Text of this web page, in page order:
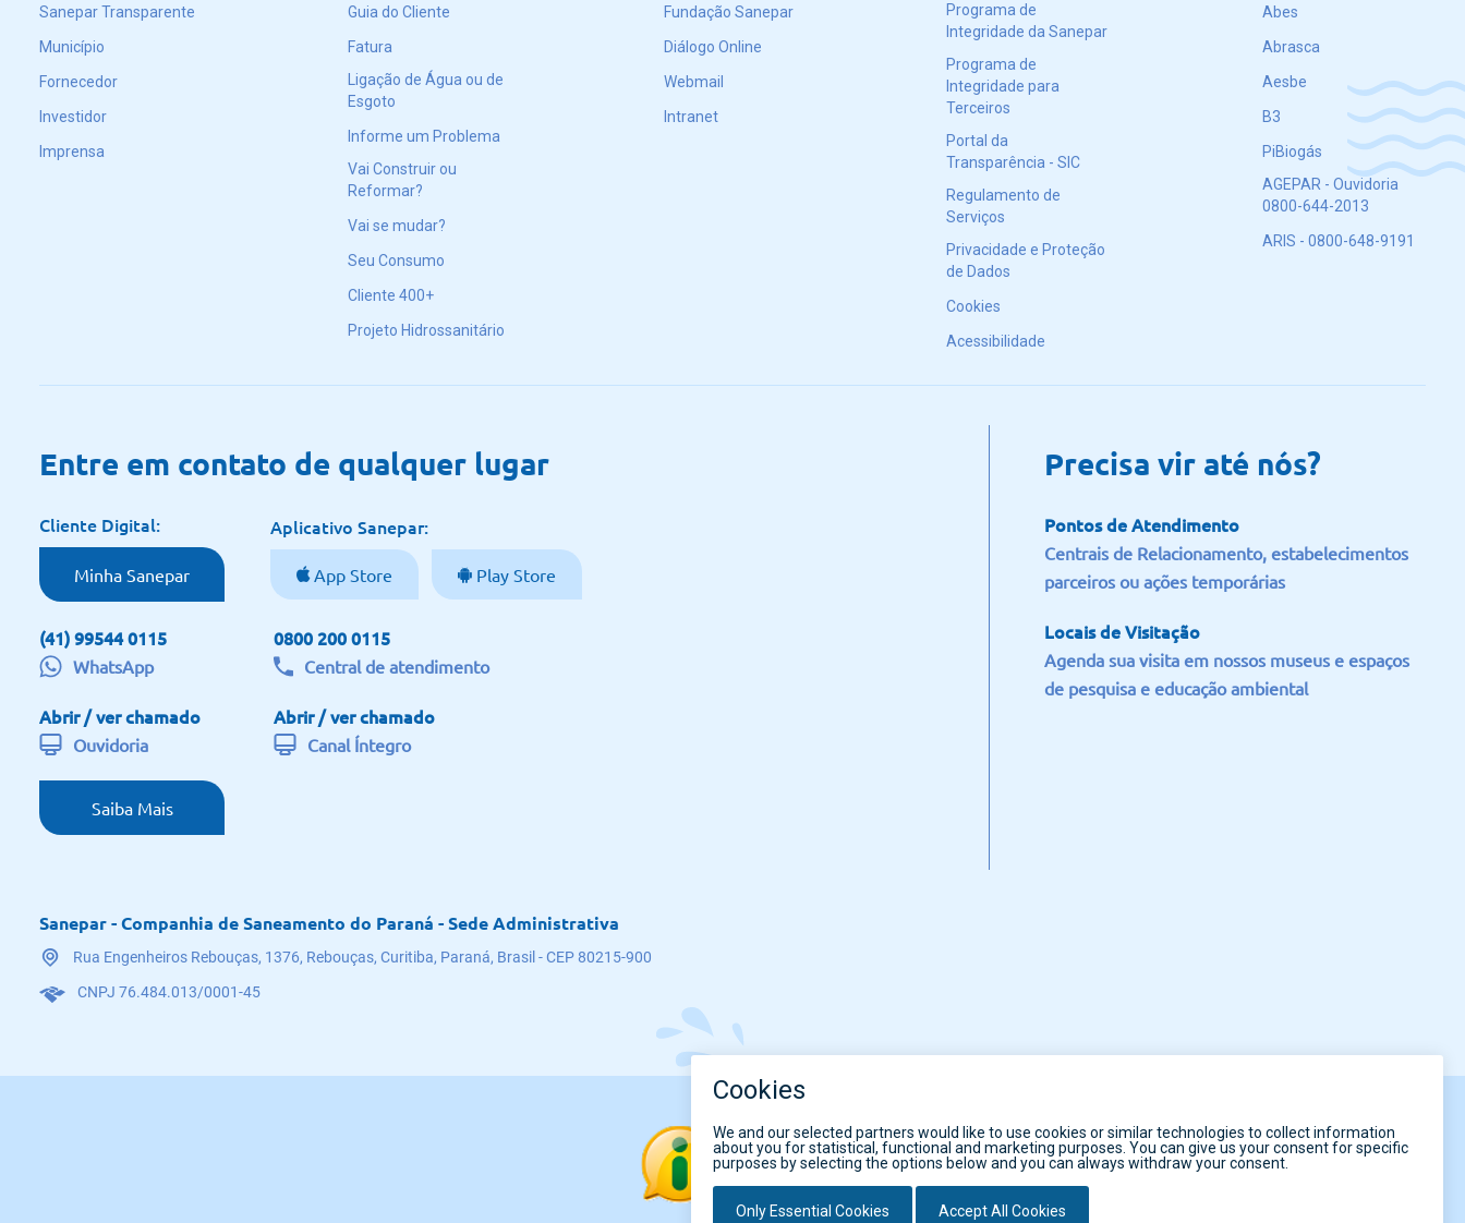
Sanepar Transparente
Município
Fornecedor
Investidor
Imprensa
Guia do Cliente
Fatura
Ligação de Água ou de
Esgoto
Informe um Problema
Vai Construir ou
Reformar?
Vai se mudar?
Seu Consumo
Cliente 400+
Projeto Hidrossanitário
Fundação Sanepar
Diálogo Online
Webmail
Intranet
Programa de
Integridade da Sanepar
Programa de
Integridade para
Terceiros
Portal da
Transparência - SIC
Regulamento de
Serviços
Privacidade e Proteção
de Dados
Cookies
Acessibilidade
Abes
Abrasca
Aesbe
B3
PiBiogás
AGEPAR - Ouvidoria
0800-644-2013
ARIS - 0800-648-9191
Entre em contato de qualquer lugar
Cliente Digital:
Minha Sanepar
Aplicativo Sanepar:
App Store Play Store
(41) 99544 0115
WhatsApp
0800 200 0115
Central de atendimento
Abrir / ver chamado
Ouvidoria
Abrir / ver chamado
Canal Íntegro
Saiba Mais
Precisa vir até nós?
Pontos de Atendimento
Centrais de Relacionamento, estabelecimentos
parceiros ou ações temporárias
Locais de Visitação
Agenda sua visita em nossos museus e espaços
de pesquisa e educação ambiental
Sanepar - Companhia de Saneamento do Paraná - Sede Administrativa
Rua Engenheiros Rebouças, 1376, Rebouças, Curitiba, Paraná, Brasil - CEP 80215-900
CNPJ 76.484.013/0001-45